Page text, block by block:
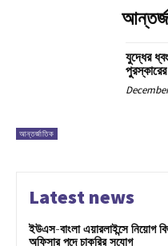
আন্তর্জাতিক
যুদ্ধের
Latest news
ইউএস-বাংলা এয়ারলাইন্সে নিয়োগ
অফিসার পদে চাকরির সুযোগ